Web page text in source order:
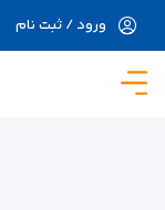
در حال
ورود / ثبت نام